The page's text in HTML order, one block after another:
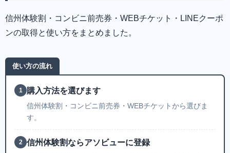
信州体験割・コンビニ前売券・WEBチケット・LINEクーポ
ンの取得と使い方をまとめました。
使い方の流れ
1 購入方法を選びます
信州体験割・コンビニ前売券・WEBチケットから選びま
す。
2 信州体験割ならアソビューに登録